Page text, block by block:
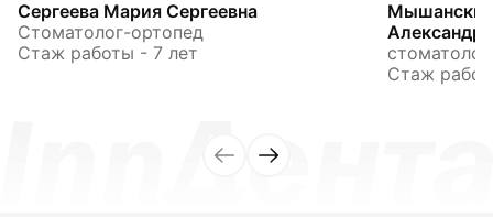
Сергеева Мария Сергеевна
Стоматолог-ортопед
Стаж работы - 7 лет
Мышанский
Стаж